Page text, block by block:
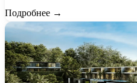
Подробнее →